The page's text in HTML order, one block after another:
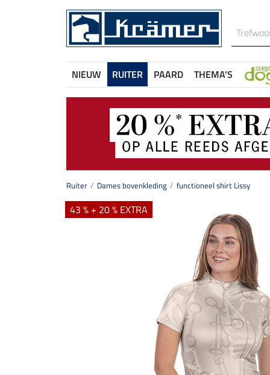
NIEUW RUITER PAARD THEMA'S
Ruiter Dames bovenkleding functioneel shirt Lissy
43 % + 20 % EXTRA